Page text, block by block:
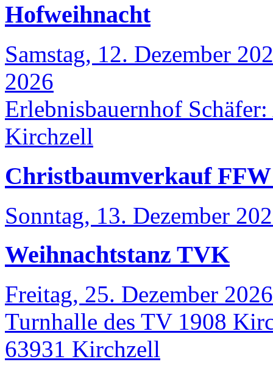
Hofweihnacht
Samstag, 12. Dezember
2026
Erlebnisbauernhof Schäfer:
Kirchzell
Christbaumverkauf
Sonntag, 13. Dezember
Weihnachtstanz TVK
Freitag, 25. Dezember 2026
Turnhalle des TV 1908
63931 Kirchzell